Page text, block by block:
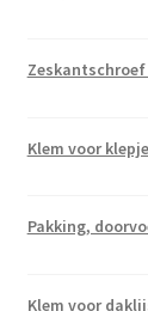
Klem voor
Pakking,
Klem voor